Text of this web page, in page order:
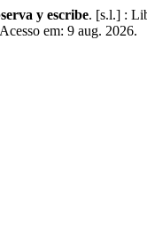
y escribe. [s.l.] :
em: 9 aug. 2026.